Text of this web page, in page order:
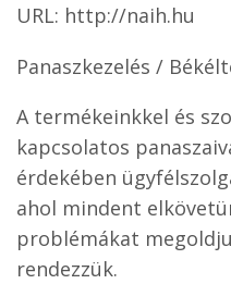
URL: http://naih.hu
Panaszkezelés /
A termékeinkkel és
kapcsolatos
érdekében
ahol mindent
problémákat
rendezzük.